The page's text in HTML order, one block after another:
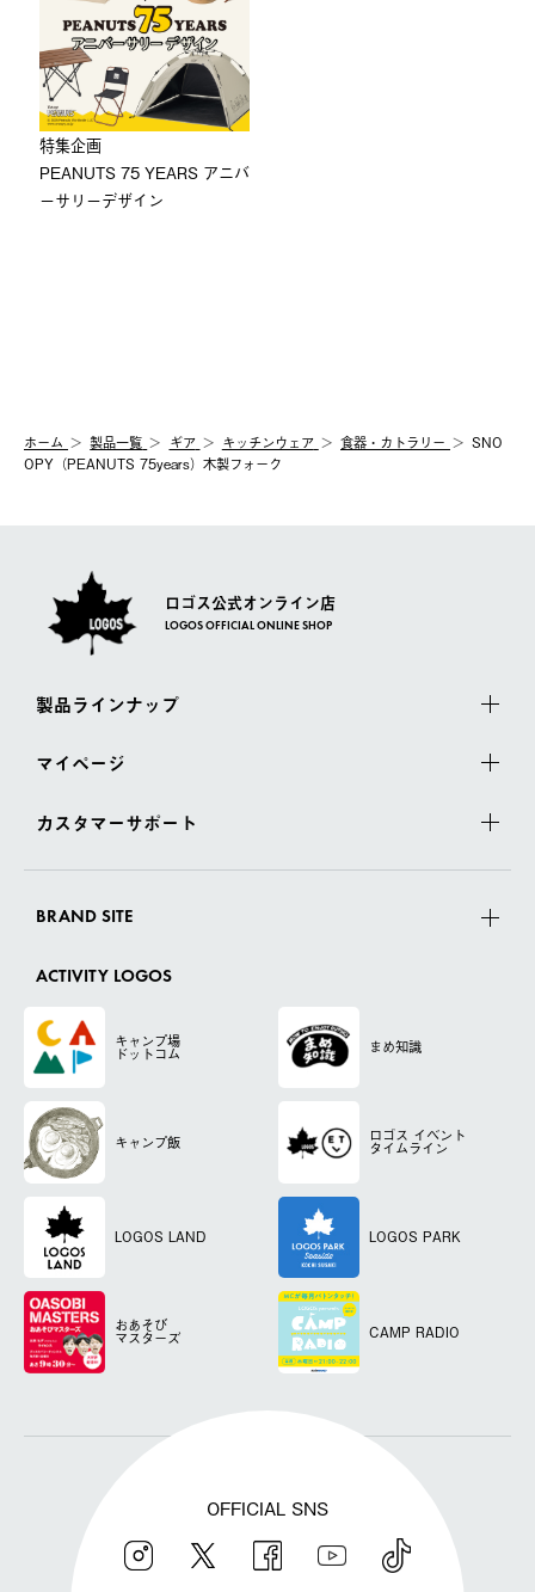
特集企画
PEANUTS 75 YEARS アニバ
ーサリーデザイン
ホーム 製品⼀覧 ギア キッチンウェア 食器・カトラリー
SNO
OPY（PEANUTS 75years）木製フォーク
ロゴス公式オンライン店
LOGOS OFFICIAL ONLINE SHOP
製品ラインナップ
マイページ
カスタマーサポート
BRAND SITE
ACTIVITY LOGOS
キャンプ場
ドットコム まめ知識
キャンプ飯 ロゴス イベント
タイムライン
LOGOS LAND LOGOS PARK
おあそび
マスターズ CAMP RADIO
OFFICIAL SNS